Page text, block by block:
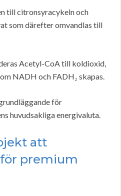
till citronsyracykeln och
som därefter omvandlas till
Acetyl-CoA till koldioxid,
NADH och FADH₂ skapas.
för
huvudsakliga energivaluta.
att
premium